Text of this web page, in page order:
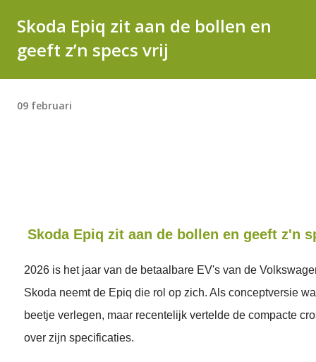
Skoda Epiq zit aan de bollen en
geeft z’n specs vrij
09 februari
Skoda Epiq zit aan de bollen en geeft z'n
2026 is het jaar van de betaalbare EV's van de
Skoda neemt de Epiq die rol op zich. Als conceptversie
beetje verlegen, maar recentelijk vertelde de compacte
over zijn specificaties.